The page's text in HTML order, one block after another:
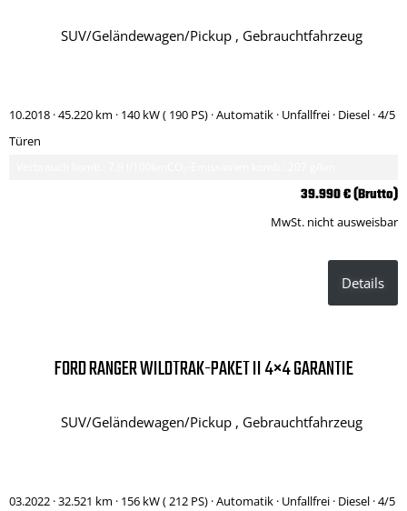
SUV/Geländewagen/Pickup , Gebrauchtfahrzeug
10.2018 ·45.220 km · 140 kW ( 190 PS) · Automatik · Unfallfrei · Diesel · 4/5
Türen
39.990 € (Brutto)
MwSt. nicht ausweisbar
Details
FORD RANGER WILDTRAK-PAKET II 4×4 GARANTIE
SUV/Geländewagen/Pickup , Gebrauchtfahrzeug
03.2022 ·32.521 km · 156 kW ( 212 PS) · Automatik · Unfallfrei · Diesel · 4/5